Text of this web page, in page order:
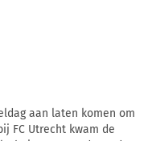
aan laten komen om
FC Utrecht kwam de